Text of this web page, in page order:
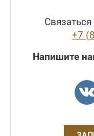
+7
Напишите